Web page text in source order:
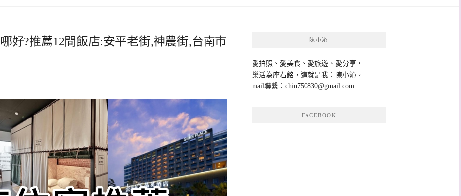
好?推薦12間飯店:安平老街,神農街,台南市
陳小沁
愛拍照、愛美食、愛旅遊、愛分享，
樂活為座右銘，這就是我：陳小沁。
mail聯繫： chin750830@gmail.com
FACEBOOK